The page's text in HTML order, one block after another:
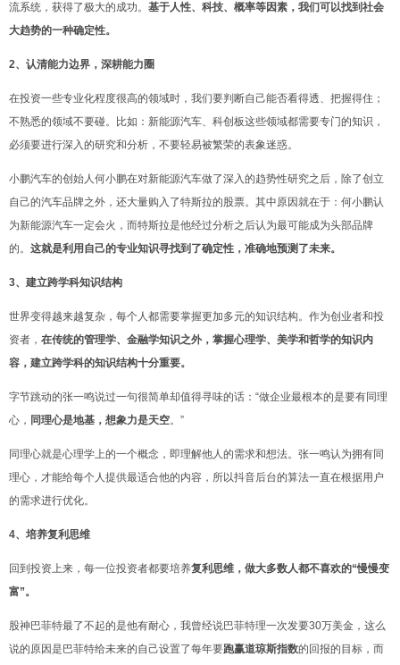
流系统，获得了极大的成功。 基于人性、科技、概率等因素，我们可以找到社会
大趋势的一种确定性。
2、认清能力边界，深耕能力圈
在投资一些专业化程度很高的领域时，我们要判断自己能否看得透、把握得住；
不熟悉的领域不要碰。比如：新能源汽车、科创板这些领域都需要专门的知识，
必须要进行深入的研究和分析，不要轻易被繁荣的表象迷惑。
小鹏汽车的创始人何小鹏在对新能源汽车做了深入的趋势性研究之后，除了创立
自己的汽车品牌之外，还大量购入了特斯拉的股票。其中原因就在于：何小鹏认
为新能源汽车一定会火，而特斯拉是他经过分析之后认为最可能成为头部品牌
的。 这就是利用自己的专业知识寻找到了确定性，准确地预测了未来。
3、建立跨学科知识结构
世界变得越来越复杂，每个人都需要掌握更加多元的知识结构。作为创业者和投
资者， 在传统的管理学、金融学知识之外，掌握心理学、美学和哲学的知识内
容，建立跨学科的知识结构十分重要。
字节跳动的张一鸣说过一句很简单却值得寻味的话：“做企业最根本的是要有同理
心， 同理心是地基，想象力是天空。”
同理心就是心理学上的一个概念，即理解他人的需求和想法。 张一鸣认为拥有同
理心，才能给每个人提供最适合他的内容，所以抖音后台的算法一直在根据用户
的需求进行优化。
4、培养复利思维
回到投资上来，每一位投资者都要培养复利思维，做大多数人都不喜欢的“慢慢变
富”。
股神巴菲特最了不起的是他有耐心，我曾经说巴菲特理一次发要30万美金，这么
说的原因是巴菲特给未来的自己设置了每年要跑赢道琼斯指数的回报的目 标，而